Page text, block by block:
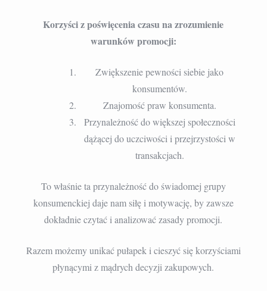
Korzyści z poświęcenia czasu na zrozumienie
warunków promocji:
Zwiększenie pewności siebie jako
konsumentów.
Znajomość praw konsumenta.
Przynależność do większej społeczności
dążącej do uczciwości i przejrzystości w
transakcjach.
To właśnie ta przynależność do świadomej grupy
konsumenckiej daje nam siłę i motywację, by zawsze
dokładnie czytać i analizować zasady promocji.
Razem możemy unikać pułapek i cieszyć się korzyściami
płynącymi z mądrych decyzji zakupowych.